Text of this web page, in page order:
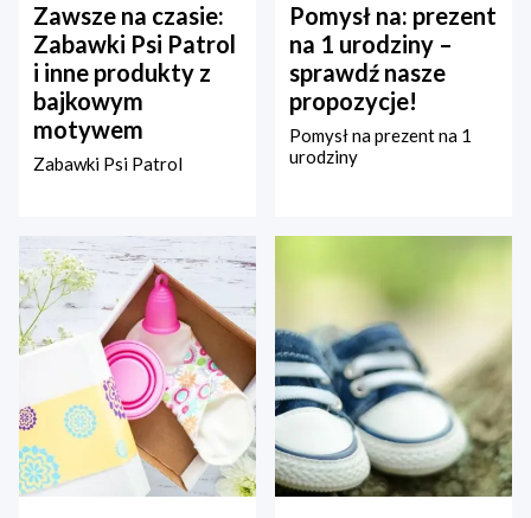
Zawsze na czasie:
Zabawki Psi Patrol
i inne produkty z
bajkowym
motywem
Zabawki Psi Patrol
Pomysł na: prezent
na 1 urodziny –
sprawdź nasze
propozycje!
Pomysł na prezent na 1
urodziny